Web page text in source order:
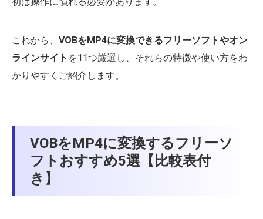
これから、 VOBをMP4に変換できるフリーソフトやオン
ラインサイト を11つ厳選し、それらの特徴や使い方をわ
かりやすくご紹介します。
VOBをMP4に変換するフリーソ
フトおすすめ5選【比較表付
き】